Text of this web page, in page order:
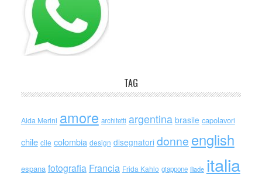
TAG
Alda Merini amore architetti argentina brasile capolavori
chile cile colombia design disegnatori donne english
espana fotografia Francia Frida Kahlo giappone iliade italia